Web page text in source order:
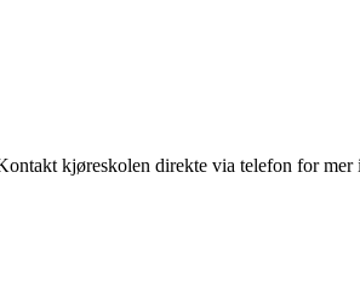
kjøreskolen direkte via telefon for mer